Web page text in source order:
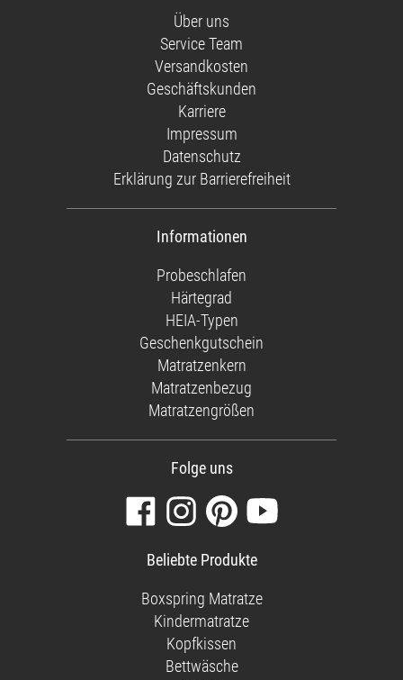
Über uns
Service Team
Versandkosten
Geschäftskunden
Karriere
Impressum
Datenschutz
Erklärung zur Barrierefreiheit
Informationen
Probeschlafen
Härtegrad
HEIA-Typen
Geschenkgutschein
Matratzenkern
Matratzenbezug
Matratzengrößen
Folge uns
Besuchen
Sie
unsere
Seite
Folgen
Sie
uns
Instagram
Finden
Sie
uns
Pinterest
Sehen
Beliebte Produkte
Boxspring Matratze
Kindermatratze
Kopfkissen
Bettwäsche